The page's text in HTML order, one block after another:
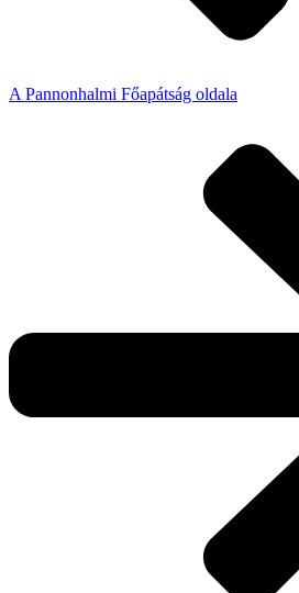
A Pannonhalmi Főapátság oldala